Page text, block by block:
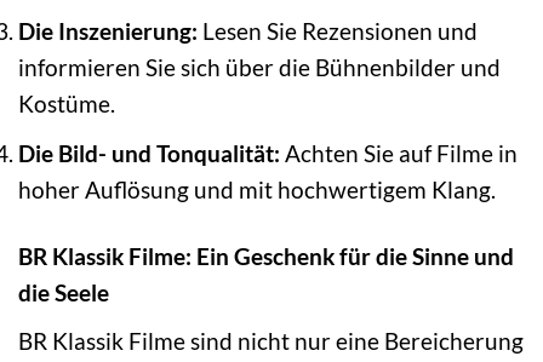
Die Inszenierung: Lesen Sie Rezensionen und
informieren Sie sich über die Bühnenbilder und
Kostüme.
Die Bild- und Tonqualität: Achten Sie auf Filme in
hoher Auflösung und mit hochwertigem Klang.
BR Klassik Filme: Ein Geschenk für die Sinne und
die Seele
BR Klassik Filme sind nicht nur eine Bereicherung